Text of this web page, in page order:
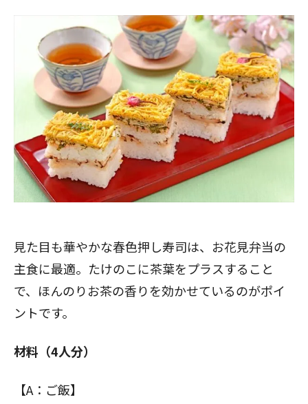
見た目も華やかな春色押し寿司は、お花見弁当の
主食に最適。たけのこに茶葉をプラスすること
で、ほんのりお茶の香りを効かせているのがポイ
ントです。
材料（4人分）
【A：ご飯】